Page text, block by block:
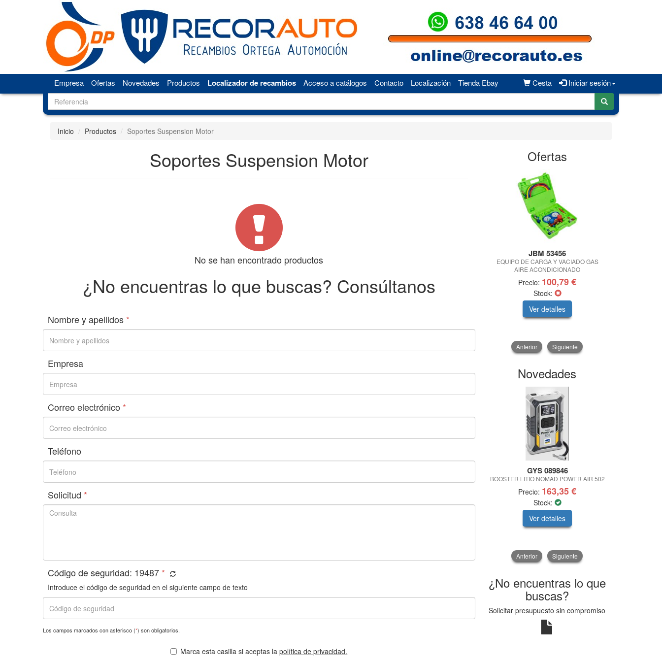
Cesta Iniciar sesión
Empresa Ofertas Novedades Productos Localizador de recambios Acceso a catálogos Contacto Localización Tienda Ebay
Inicio Productos Soportes Suspension Motor
Soportes Suspension Motor
No se han encontrado productos
¿No encuentras lo que buscas? Consúltanos
Nombre y apellidos *
Empresa
Correo electrónico *
Teléfono
Solicitud *
Código de seguridad: 19487 *
Introduce el código de seguridad en el siguiente campo de texto
Los campos marcados con asterisco (*) son obligatorios.
Marca esta casilla si aceptas lapolítica de privacidad.
Ofertas
JBM 53456
EQUIPO DE CARGA Y VACIADO GAS
AIRE ACONDICIONADO
Precio: 100,79 €
Stock:
Ver detalles
Anterior Siguiente
Novedades
GYS 089846
BOOSTER LITIO NOMAD POWER AIR 502
Precio: 163,35 €
Stock:
Ver detalles
Anterior Siguiente
¿No encuentras lo que
buscas?
Solicitar presupuesto sin compromiso